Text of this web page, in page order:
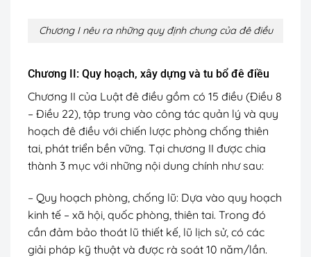
Chương I nêu ra những quy định chung của đê điều
Chương II: Quy hoạch, xây dựng và tu bổ đê điều
Chương II của Luật đê điều gồm có 15 điều (Điều 8
– Điều 22), tập trung vào công tác quản lý và quy
hoạch đê điều với chiến lược phòng chống thiên
tai, phát triển bền vững. Tại chương II được chia
thành 3 mục với những nội dung chính như sau:
– Quy hoạch phòng, chống lũ: Dựa vào quy hoạch
kinh tế – xã hội, quốc phòng, thiên tai. Trong đó
cần đảm bảo thoát lũ thiết kế, lũ lịch sử, có các
giải pháp kỹ thuật và được rà soát 10 năm/lần.